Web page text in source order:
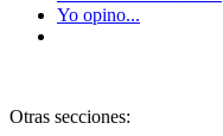
Yo opino...
Otras secciones: